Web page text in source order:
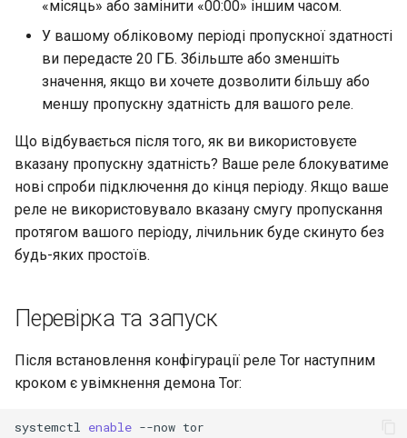
«місяць» або замінити «00:00» іншим часом.
У вашому обліковому періоді пропускної здатності
ви передасте 20 ГБ. Збільште або зменшіть
значення, якщо ви хочете дозволити більшу або
меншу пропускну здатність для вашого реле.
Що відбувається після того, як ви використовуєте
вказану пропускну здатність? Ваше реле блокуватиме
нові спроби підключення до кінця періоду. Якщо ваше
реле не використовувало вказану смугу пропускання
протягом вашого періоду, лічильник буде скинуто без
будь-яких простоїв.
Перевірка та запуск
Після встановлення конфігурації реле Tor наступним
кроком є увімкнення демона Tor:
systemctl enable --now